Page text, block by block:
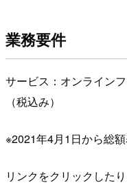
業務要件
サービス：オンライン
（税込み）
※2021年4月1日から総
リンクをクリックした